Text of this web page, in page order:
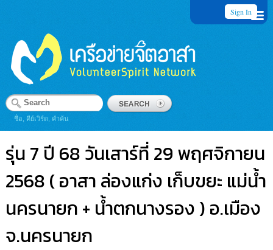
Sign In
ชื่อ, คีย์เวิร์ด, คำค้น
รุ่น 7 ปี 68 วันเสาร์ที่ 29 พฤศจิกายน
2568 ( อาสา ล่องแก่ง เก็บขยะ แม่น้ำ
นครนายก + น้ำตกนางรอง ) อ.เมือง
จ.นครนายก